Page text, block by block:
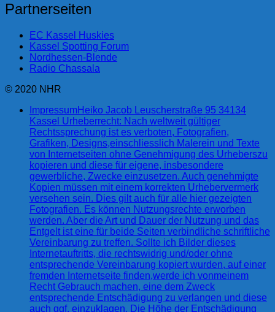
Partnerseiten
EC Kassel Huskies
Kassel Spotting Forum
Nordhessen-Blende
Radio Chassala
© 2020 NHR
ImpressumHeiko Jacob Leuscherstraße 95 34134
Kassel Urheberrecht: Nach weltweit gültiger
Rechtssprechung ist es verboten, Fotografien,
Grafiken, Designs,einschliesslich Malerein und Texte
von Internetseiten ohne Genehmigung des Urheberszu
kopieren und diese für eigene, insbesondere
gewerbliche, Zwecke einzusetzen. Auch genehmigte
Kopien müssen mit einem korrekten Urhebervermerk
versehen sein. Dies gilt auch für alle hier gezeigten
Fotografien. Es können Nutzungsrechte erworben
werden. Aber die Art und Dauer der Nutzung und das
Entgelt ist eine für beide Seiten verbindliche schriftliche
Vereinbarung zu treffen. Sollte ich Bilder dieses
Internetauftritts, die rechtswidrig und/oder ohne
entsprechende Vereinbarung kopiert wurden, auf einer
fremden Internetseite finden,werde ich vonmeinem
Recht Gebrauch machen, eine dem Zweck
entsprechende Entschädigung zu verlangen und diese
auch ggf. einzuklagen. Die Höhe der Entschädigung